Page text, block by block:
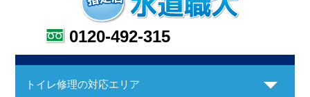
0120-492-315
トイレ修理の対応エリア